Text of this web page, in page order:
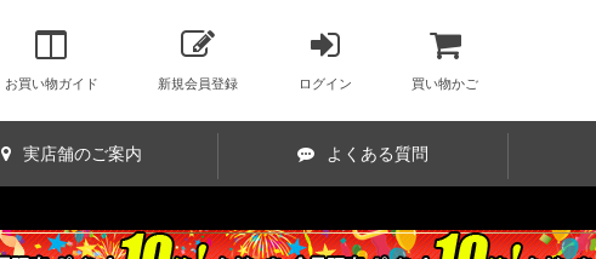
お買い物ガイド 新規会員登録 ログイン 買い物かご
実店舗のご案内 よくある質問